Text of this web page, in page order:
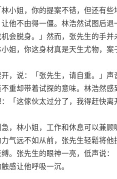
小姐，你的提案不错，但还有
他不由得一僵。林浩然试图后
会脱身。」然而，张先生的手
姐，你这身材真是天生尤物，案
，说：「张先生，请自重。」
重却带着试探的意味。林浩然
「这傢伙太过分了，我得赶快离
，林小姐，工作和休息可以兼
气远不如从前，张先生轻鬆将
。张先生的眼神一亮，低声说
感让他呼吸一沉。